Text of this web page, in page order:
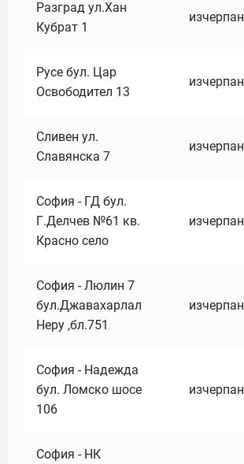
Разград ул.Хан
Кубрат 1
изчерпан
Русе бул. Цар
Освободител 13
изчерпан
Сливен ул.
Славянска 7
изчерпан
София - ГД бул.
Г.Делчев №61 кв.
Красно село
изчерпан
София - Люлин 7
бул.Джавахарлал
Неру ,бл.751
изчерпан
София - Надежда
бул. Ломско шосе
106
изчерпан
София - НК